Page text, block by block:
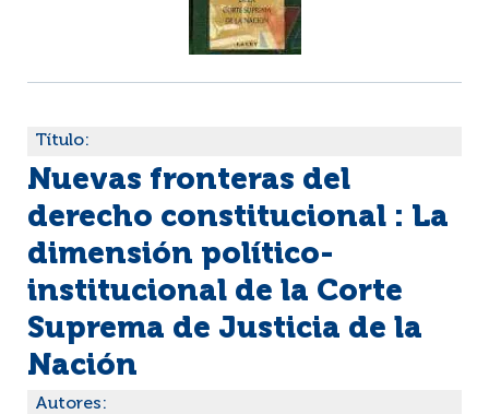
Título:
Nuevas fronteras del
derecho constitucional : La
dimensión político-
institucional de la Corte
Suprema de Justicia de la
Nación
Autores: